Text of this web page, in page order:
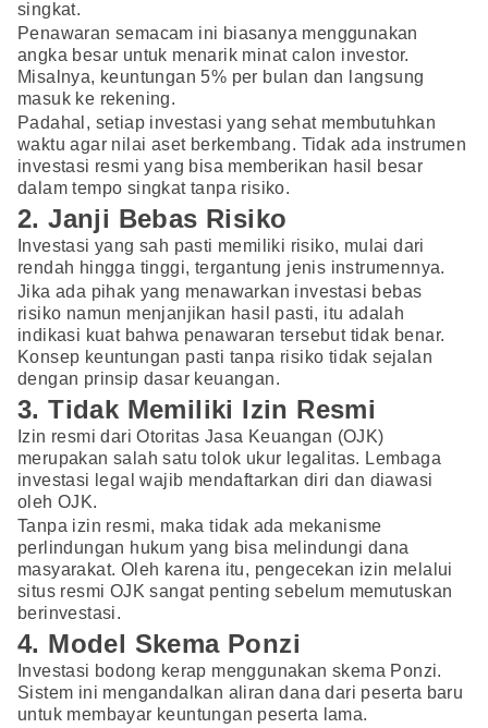
singkat.
Penawaran semacam ini biasanya menggunakan
angka besar untuk menarik minat calon investor.
Misalnya, keuntungan 5% per bulan dan langsung
masuk ke rekening.
Padahal, setiap investasi yang sehat membutuhkan
waktu agar nilai aset berkembang. Tidak ada instrumen
investasi resmi yang bisa memberikan hasil besar
dalam tempo singkat tanpa risiko.
2. Janji Bebas Risiko
Investasi yang sah pasti memiliki risiko, mulai dari
rendah hingga tinggi, tergantung jenis instrumennya.
Jika ada pihak yang menawarkan investasi bebas
risiko namun menjanjikan hasil pasti, itu adalah
indikasi kuat bahwa penawaran tersebut tidak benar.
Konsep keuntungan pasti tanpa risiko tidak sejalan
dengan prinsip dasar keuangan.
3. Tidak Memiliki Izin Resmi
Izin resmi dari Otoritas Jasa Keuangan (OJK)
merupakan salah satu tolok ukur legalitas. Lembaga
investasi legal wajib mendaftarkan diri dan diawasi
oleh OJK.
Tanpa izin resmi, maka tidak ada mekanisme
perlindungan hukum yang bisa melindungi dana
masyarakat. Oleh karena itu, pengecekan izin melalui
situs resmi OJK sangat penting sebelum memutuskan
berinvestasi.
4. Model Skema Ponzi
Investasi bodong kerap menggunakan skema Ponzi.
Sistem ini mengandalkan aliran dana dari peserta baru
untuk membayar keuntungan peserta lama.